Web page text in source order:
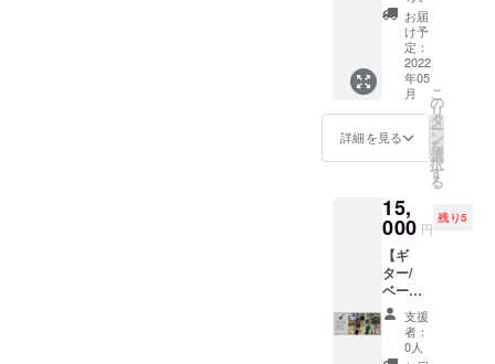
（「Ott
a17-26
ハーフ
タオル
ハンカ
チ」は
グリー
ンのみ
とさせ
ていた
す。）
こちら
に
BEATC
AMPの
ロゴを
刺繍。
ロゴ
マーク
ゴー）
」 野外
で初め
て出会
う、音
楽とア
ウトド
ア好き
な方々
との出
演出し
たいと
考えて
いま
す。 日
程 第一
回6月11
日(土) /
第二回6
月12日
験でき
る機会
を作り
たいと
考えま
GO
GO！
ウゴ・
ゴー）
」
→「KY
OTANG
O GO！
ウタン
ゴ・
ゴー）
に、京
丹後市
内在住
の方は
もちろ
ん、
に特化
した
てどん
なとこ
ろ？」
と興味
を持っ
てくだ
さる方
にも気
軽に体
的でし
た。 同
じく京
丹後
BEATC
AMP で
「野外
でライ
い」と
いうバ
ンドと
の出会
いを大
切にし
たいと
考える
と共
カーの
入荷状
況によ
る変更
がござ
います
こと、
ご了承
ホーム
ページ
→https:
//shop.a
zuroy.c
om/
キャン
プや音
りなア
ウトド
ア
ファッ
ション
を発信
する ア
ウトド
アガ
[Saxe
Blue(サ
ックス
ルー)]】
イン
ター
ネット
でスト
ラップ
プを営
まれる
「ca*ca
」。 通
販サイ
ト
→https:
//minne.
com/@
お届
け予
定：
2022
年05
月
詳細を見る
こ
の
リ
タ
ー
ン
を
選
択
す
る
15,
000 円
残り5
【ギ
ター/
ベース
用スト
ラップ
セット
支援
者：
0人